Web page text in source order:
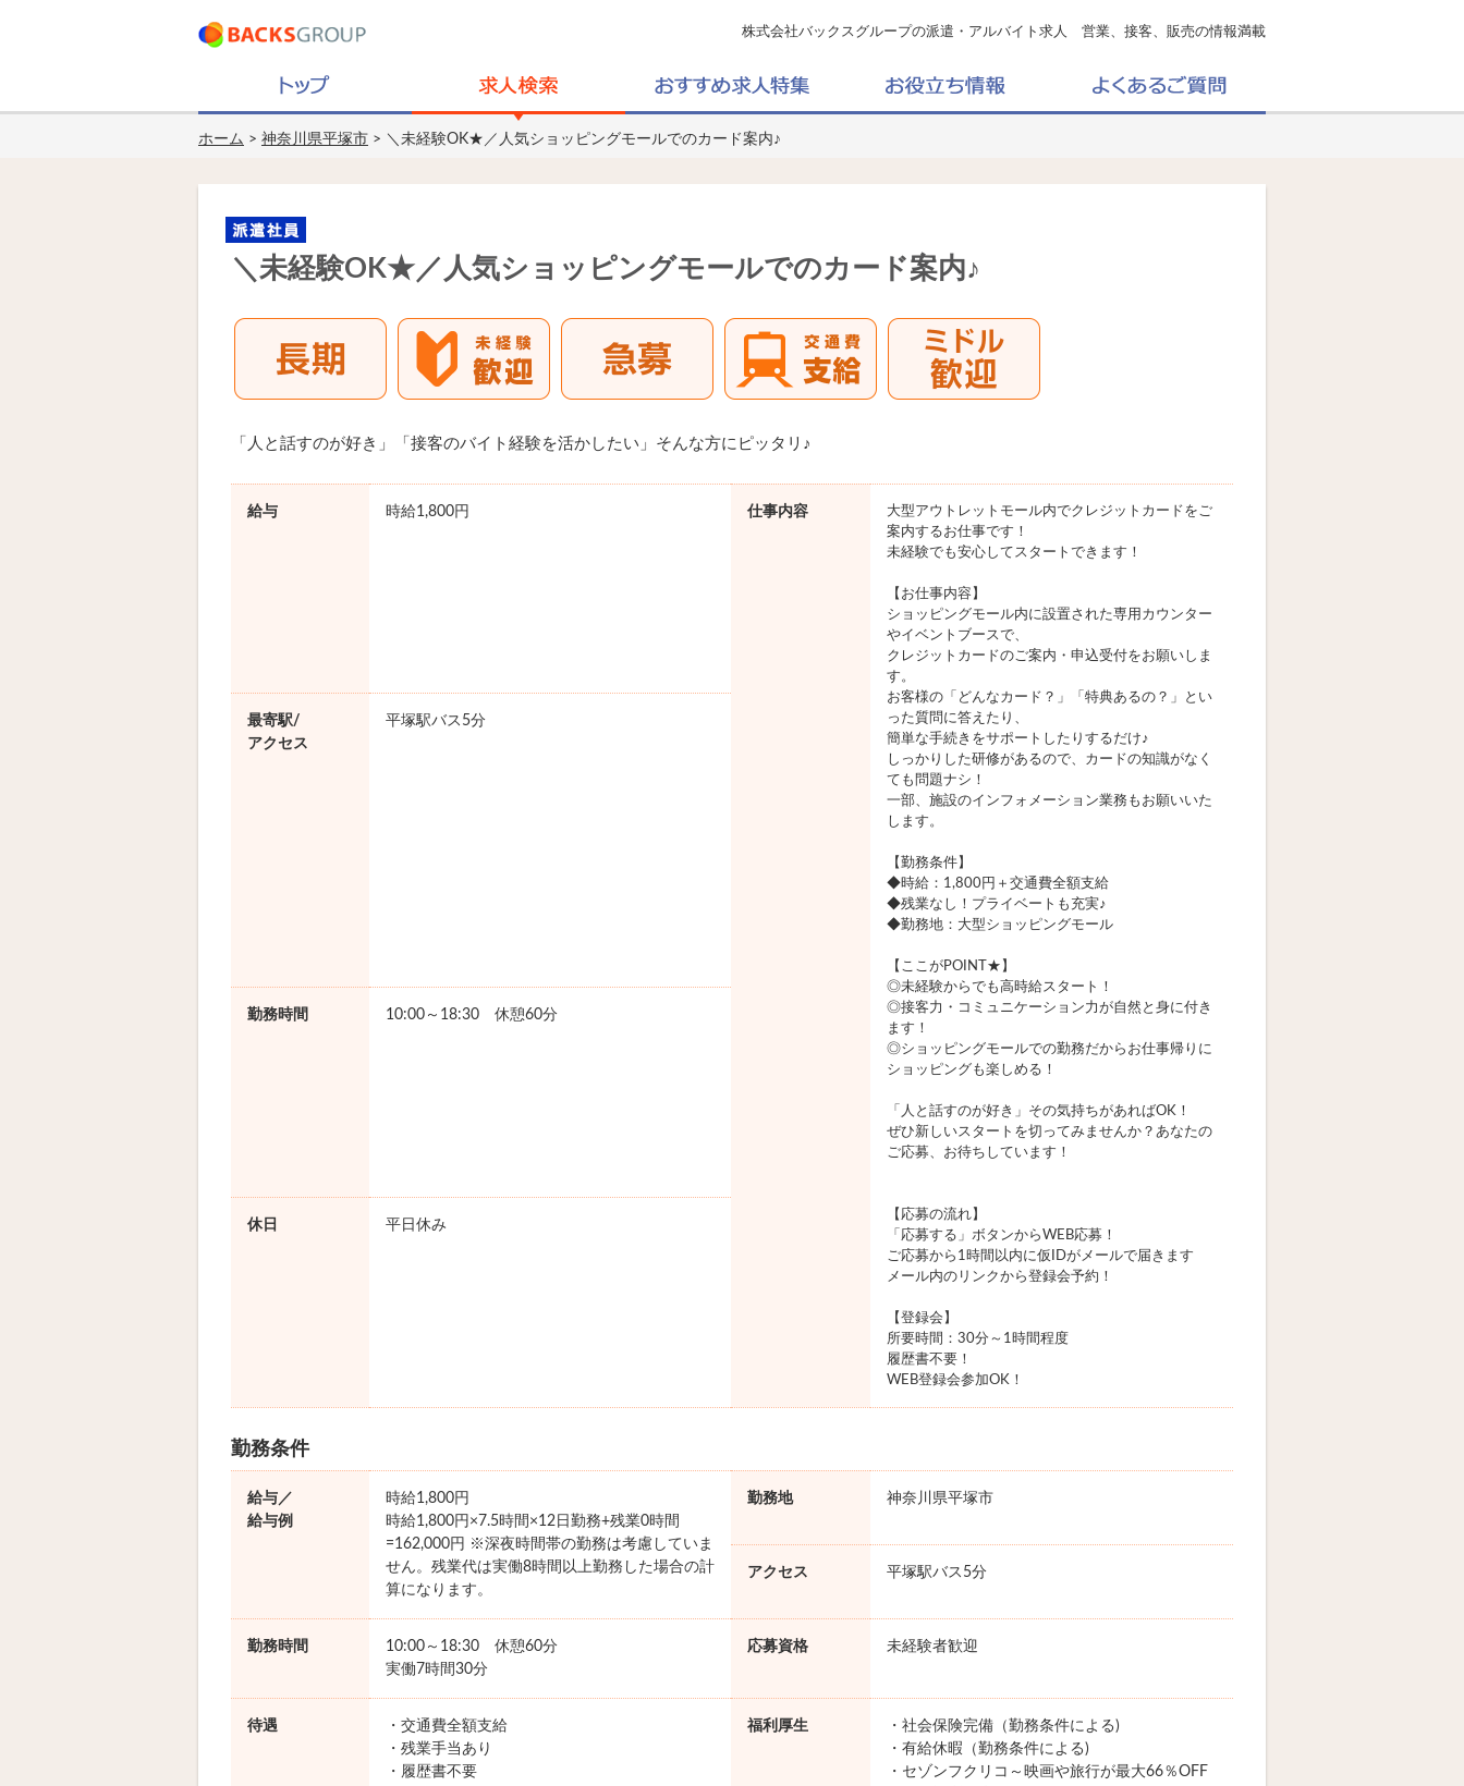
株式会社バックスグループの派遣・アルバイト求人 営業、接客、販売の情報満載
ホーム > 神奈川県平塚市 > ＼未経験OK★／人気ショッピングモールでのカード案内♪
＼未経験OK★／人気ショッピングモールでのカード案内♪
「人と話すのが好き」「接客のバイト経験を活かしたい」そんな方にピッタリ♪
給与 時給1,800円 仕事内容
大型アウトレットモール内でクレジットカードをご
案内するお仕事です！
未経験でも安心してスタートできます！
【お仕事内容】
ショッピングモール内に設置された専用カウンター
やイベントブースで、
クレジットカードのご案内・申込受付をお願いしま
す。
お客様の「どんなカード？」「特典あるの？」とい
った質問に答えたり、
簡単な手続きをサポートしたりするだけ♪
しっかりした研修があるので、カードの知識がなく
ても問題ナシ！
一部、施設のインフォメーション業務もお願いいた
します。
【勤務条件】
◆時給：1,800円＋交通費全額支給
◆残業なし！プライベートも充実♪
◆勤務地：大型ショッピングモール
【ここがPOINT★】
◎未経験からでも高時給スタート！
◎接客力・コミュニケーション力が自然と身に付き
ます！
◎ショッピングモールでの勤務だからお仕事帰りに
ショッピングも楽しめる！
「人と話すのが好き」その気持ちがあればOK！
ぜひ新しいスタートを切ってみませんか？あなたの
ご応募、お待ちしています！
【応募の流れ】
「応募する」ボタンからWEB応募！
ご応募から1時間以内に仮IDがメールで届きます
メール内のリンクから登録会予約！
【登録会】
所要時間：30分～1時間程度
履歴書不要！
WEB登録会参加OK！
最寄駅/
アクセス
平塚駅バス5分
勤務時間 10:00～18:30 休憩60分
休日 平日休み
勤務条件
給与／
給与例
時給1,800円
時給1,800円×7.5時間×12日勤務+残業0時間
=162,000円 ※深夜時間帯の勤務は考慮していま
せん。残業代は実働8時間以上勤務した場合の計
算になります。
勤務地 神奈川県平塚市
アクセス 平塚駅バス5分
勤務時間
10:00～18:30 休憩60分
実働7時間30分
応募資格 未経験者歓迎
待遇
・交通費全額支給
・残業手当あり
・履歴書不要
福利厚生
・社会保険完備（勤務条件による)
・有給休暇（勤務条件による)
・セゾンフクリコ～映画や旅行が最大66％OFF